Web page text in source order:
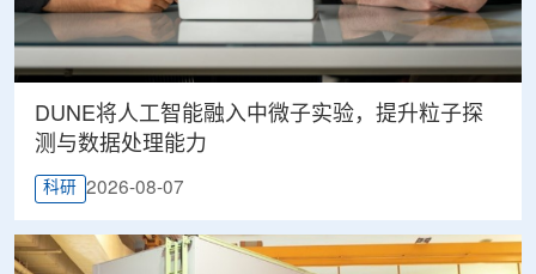
DUNE将人工智能融入中微子实验，提升粒子探
测与数据处理能力
科研 2026-08-07